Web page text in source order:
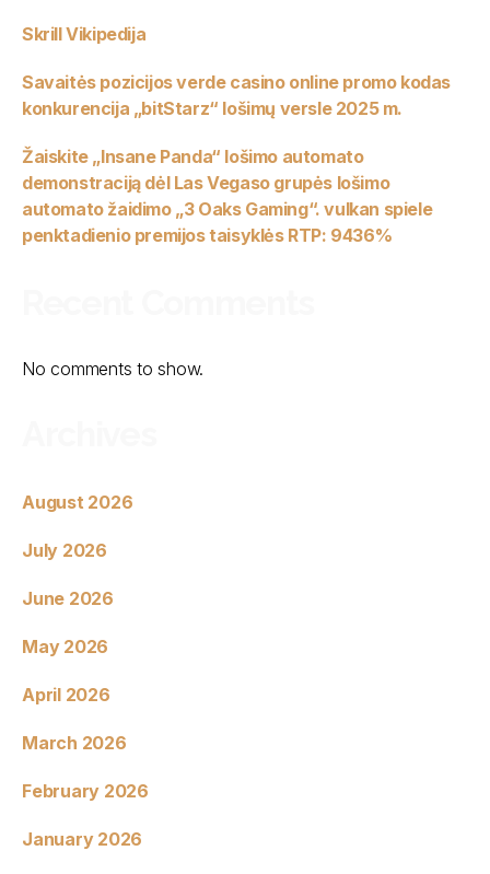
Skrill Vikipedija
Savaitės pozicijos verde casino online promo kodas
konkurencija „bitStarz“ lošimų versle 2025 m.
Žaiskite „Insane Panda“ lošimo automato
demonstraciją dėl Las Vegaso grupės lošimo
automato žaidimo „3 Oaks Gaming“. vulkan spiele
penktadienio premijos taisyklės RTP: 9436%
No comments to show.
August 2026
July 2026
June 2026
May 2026
April 2026
March 2026
February 2026
January 2026